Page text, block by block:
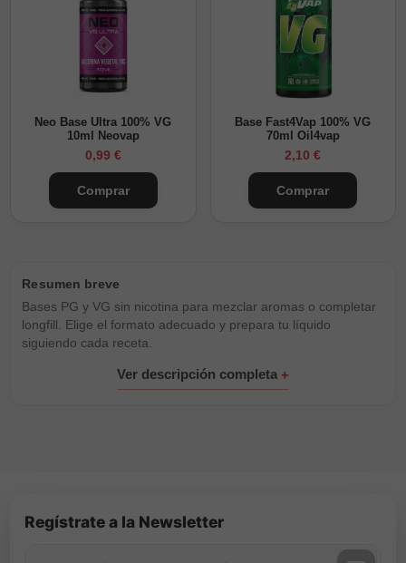
Neo Base Ultra 100% VG
10ml Neovap
0,99 €
Comprar
Base Fast4Vap 100% VG
70ml Oil4vap
2,10 €
Comprar
Bases PG y VG sin nicotina para mezclar aromas o completar
longfill. Elige el formato adecuado y prepara tu líquido
siguiendo cada receta.
Regístrate a la Newsletter